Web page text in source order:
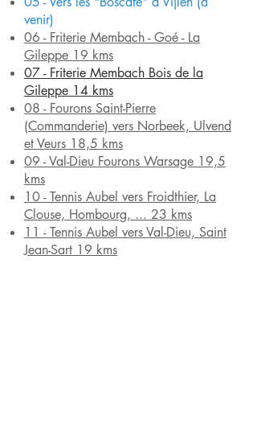
venir)
06 - Friterie Membach - Goé - La
Gileppe 19 kms
07 - Friterie Membach Bois de la
Gileppe 14 kms
08 - Fourons Saint-Pierre
(Commanderie) vers Norbeek, Ulvend
et Veurs 18,5 kms
09 - Val-Dieu Fourons Warsage 19,5
kms
10 - Tennis Aubel vers Froidthier, La
Clouse, Hombourg, ... 23 kms
11 - Tennis Aubel vers Val-Dieu, Saint
Jean-Sart 19 kms